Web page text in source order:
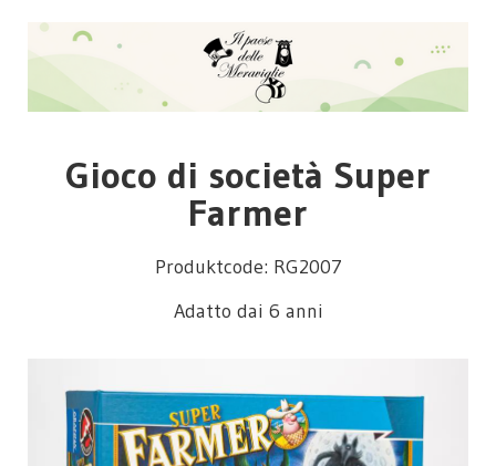
Gioco di società Super
Farmer
Produktcode: RG2007
Adatto dai 6 anni